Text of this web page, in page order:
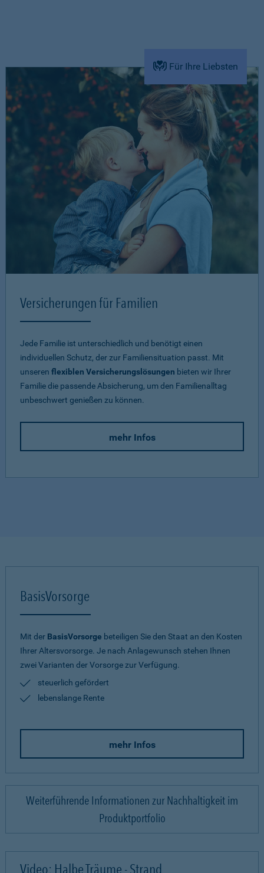
Für Ihre Liebsten
Versicherungen für Familien
Jede Familie ist unterschiedlich und benötigt einen
individuellen Schutz, der zur Familiensituation passt. Mit
unseren flexiblen Versicherungslösungen bieten wir Ihrer
Familie die passende Absicherung, um den Familienalltag
unbeschwert genießen zu können.
mehr Infos
BasisVorsorge
Mit der BasisVorsorge beteiligen Sie den Staat an den Kosten
Ihrer Altersvorsorge. Je nach Anlagewunsch stehen Ihnen
zwei Varianten der Vorsorge zur Verfügung.
steuerlich gefördert
lebenslange Rente
mehr Infos
Weiterführende Informationen zur Nachhaltigkeit im
Produktportfolio
Video: Halbe Träume - Strand